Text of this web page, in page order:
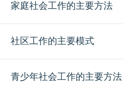
家庭社会工作的主要方法
社区工作的主要模式
青少年社会工作的主要方法